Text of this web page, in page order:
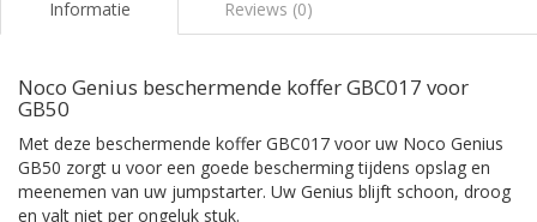
Informatie Reviews (0)
Noco Genius beschermende koffer GBC017 voor
GB50
Met deze beschermende koffer GBC017 voor uw Noco Genius
GB50 zorgt u voor een goede bescherming tijdens opslag en
meenemen van uw jumpstarter. Uw Genius blijft schoon, droog
en valt niet per ongeluk stuk.